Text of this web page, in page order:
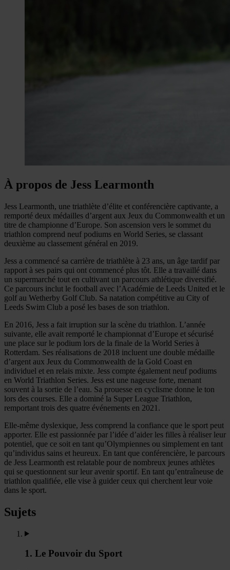
À propos de Jess Learmonth
Jess Learmonth, une triathlète d’élite et conférencière captivante, a
remporté deux médailles d’argent aux Jeux du Commonwealth et un
titre de championne d’Europe. Son ascension vers le sommet du
triathlon comprend neuf podiums en World Series, se classant
deuxième au classement général en 2019.
Jess a commencé sa carrière de triathlète à 23 ans, un âge tardif par
rapport à ses pairs qui ont commencé plus tôt. Elle a travaillé dans
un supermarché tout en cultivant un parcours athlétique diversifié.
Ce parcours inclut le football avec l’Académie de Leeds United et le
golf au Wetherby Golf Club. Sa natation compétitive au City of
Leeds Swim Club a posé les bases de son triathlon.
En 2016, Jess a fait irruption sur la scène du triathlon. L’année
suivante, elle avait remporté le championnat d’Europe et sécurisé
une place sur le podium lors de la finale de la World Series à
Rotterdam. Ses réalisations de 2018 incluent une double médaille
d’argent aux Jeux du Commonwealth de la Gold Coast en
individuel et en relais mixte. Jess compte également neuf podiums
en World Triathlon Series. Jess est une nageuse forte, menant
souvent à la sortie de l’eau. Sa prouesse en cyclisme donne le ton
lors des courses. Elle a dominé la Super League Triathlon,
remportant trois des quatre événements en 2021.
Elle-même dyslexique, Jess comprend la confiance que le sport peut
apporter. Elle est passionnée par l’idée d’aider les filles à réaliser leur
potentiel, que ce soit en tant qu’Olympiennes ou simplement en tant
qu’individus sains et heureux. En tant que conférencière, le parcours
de Jess Learmonth est relatable pour de nombreux jeunes athlètes
qui se questionnent sur leur avenir sportif. En tant qu’entraîneuse de
triathlon qualifiée, elle vise à guider ceux qui cherchent leur voie
dans le sport.
Sujets
1. Le Pouvoir du Sport